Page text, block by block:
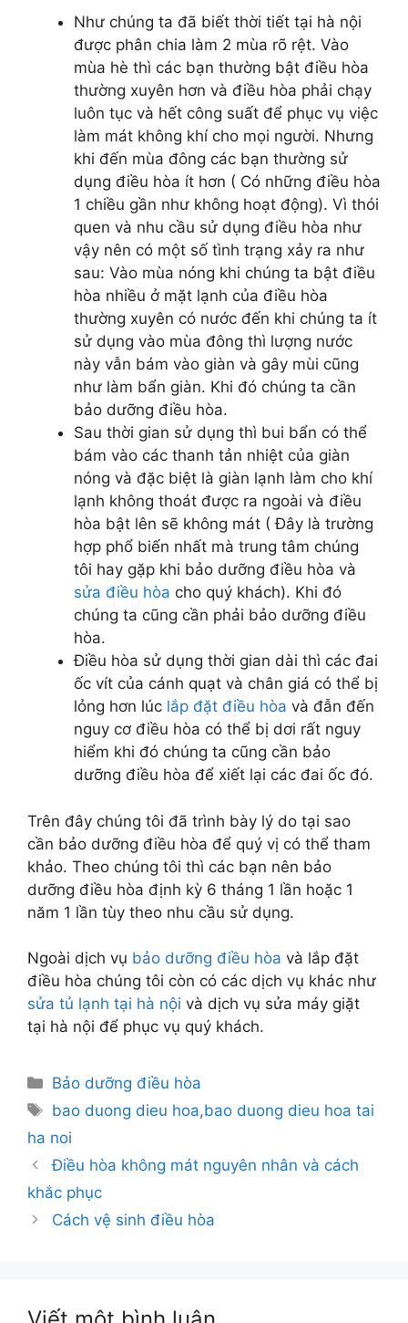
Như chúng ta đã biết thời tiết tại hà nội
được phân chia làm 2 mùa rõ rệt. Vào
mùa hè thì các bạn thường bật điều hòa
thường xuyên hơn và điều hòa phải chạy
luôn tục và hết công suất để phục vụ việc
làm mát không khí cho mọi người. Nhưng
khi đến mùa đông các bạn thường sử
dụng điều hòa ít hơn ( Có những điều hòa
1 chiều gần như không hoạt động). Vì thói
quen và nhu cầu sử dụng điều hòa như
vậy nên có một số tình trạng xảy ra như
sau: Vào mùa nóng khi chúng ta bật điều
hòa nhiều ở mặt lạnh của điều hòa
thường xuyên có nước đến khi chúng ta ít
sử dụng vào mùa đông thì lượng nước
này vẫn bám vào giàn và gây mùi cũng
như làm bẩn giàn. Khi đó chúng ta cần
bảo dưỡng điều hòa.
Sau thời gian sử dụng thì bui bẩn có thể
bám vào các thanh tản nhiệt của giàn
nóng và đặc biệt là giàn lạnh làm cho khí
lạnh không thoát được ra ngoài và điều
hòa bật lên sẽ không mát ( Đây là trường
hợp phổ biến nhất mà trung tâm chúng
tôi hay gặp khi bảo dưỡng điều hòa và
sửa điều hòa cho quý khách). Khi đó
chúng ta cũng cần phải bảo dưỡng điều
hòa.
Điều hòa sử dụng thời gian dài thì các đai
ốc vít của cánh quạt và chân giá có thể bị
lỏng hơn lúc lắp đặt điều hòa và đẫn đến
nguy cơ điều hòa có thể bị dơi rất nguy
hiểm khi đó chúng ta cũng cần bảo
dưỡng điều hòa để xiết lại các đai ốc đó.
Trên đây chúng tôi đã trình bày lý do tại sao
cần bảo dưỡng điều hòa để quý vị có thể tham
khảo. Theo chúng tôi thì các bạn nên bảo
dưỡng điều hòa định kỳ 6 tháng 1 lần hoặc 1
năm 1 lần tùy theo nhu cầu sử dụng.
Ngoài dịch vụ bảo dưỡng điều hòa và lắp đặt
điều hòa chúng tôi còn có các dịch vụ khác như
sửa tủ lạnh tại hà nội và dịch vụ sửa máy giặt
tại hà nội để phục vụ quý khách.
Danh
mục
Bảo dưỡng điều hòa
Thẻ
bao duong dieu hoa,bao duong dieu hoa tai
ha noi
Điều hòa không mát nguyên nhân và cách
khắc phục
Cách vệ sinh điều hòa